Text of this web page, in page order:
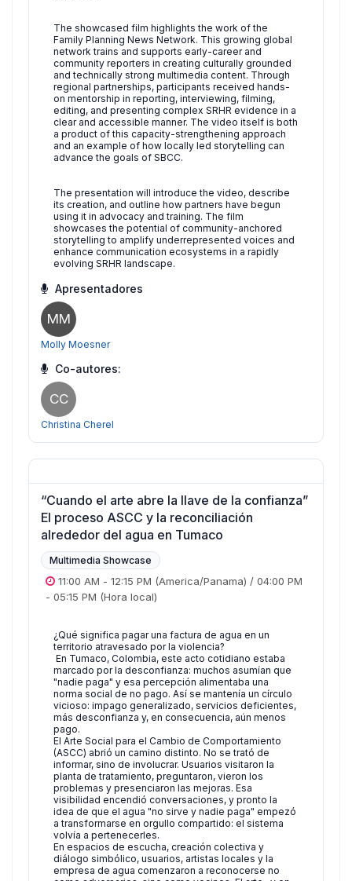
The showcased film highlights the work of the
Family Planning News Network. This growing global
network trains and supports early-career and
community reporters in creating culturally grounded
and technically strong multimedia content. Through
regional partnerships, participants received hands-
on mentorship in reporting, interviewing, filming,
editing, and presenting complex SRHR evidence in a
clear and accessible manner. The video itself is both
a product of this capacity-strengthening approach
and an example of how locally led storytelling can
advance the goals of SBCC.
The presentation will introduce the video, describe
its creation, and outline how partners have begun
using it in advocacy and training. The film
showcases the potential of community-anchored
storytelling to amplify underrepresented voices and
enhance communication ecosystems in a rapidly
evolving SRHR landscape.
Apresentadores
MM
Molly Moesner
Co-autores:
CC
Christina Cherel
“Cuando el arte abre la llave de la confianza”
El proceso ASCC y la reconciliación
alrededor del agua en Tumaco
Multimedia Showcase
11:00 AM - 12:15 PM (America/Panama) / 04:00 PM
- 05:15 PM (Hora local)
¿Qué significa pagar una factura de agua en un
territorio atravesado por la violencia?
En Tumaco, Colombia, este acto cotidiano estaba
marcado por la desconfianza: muchos asumían que
"nadie paga" y esa percepción alimentaba una
norma social de no pago. Así se mantenía un círculo
vicioso: impago generalizado, servicios deficientes,
más desconfianza y, en consecuencia, aún menos
pago.
El Arte Social para el Cambio de Comportamiento
(ASCC) abrió un camino distinto. No se trató de
informar, sino de involucrar. Usuarios visitaron la
planta de tratamiento, preguntaron, vieron los
problemas y presenciaron las mejoras. Esa
visibilidad encendió conversaciones, y pronto la
idea de que el agua "no sirve y nadie paga" empezó
a transformarse en orgullo compartido: el sistema
volvía a pertenecerles.
En espacios de escucha, creación colectiva y
diálogo simbólico, usuarios, artistas locales y la
empresa de agua comenzaron a reconocerse no